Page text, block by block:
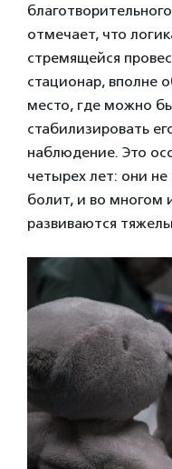
отмечает, что
стремящейся
стационар, вполне
место, где можно
стабилизировать
наблюдение. Это
четырех лет: они не
болит, и во многом
развиваются